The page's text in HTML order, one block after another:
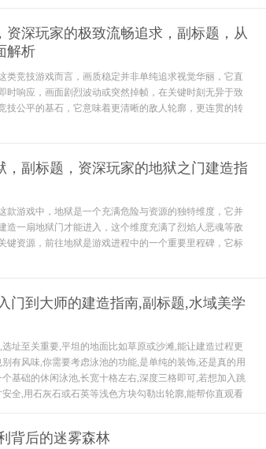
深玩家的极致流畅追求，副标题，从
解析
类竞技游戏而言，画质稳定并非单纯追求视觉华丽，它直
时响应，画面剧烈波动或突然掉帧，在关键时刻无异于致
技公平的基石，它意味着更清晰的敌人轮廓，更连贯的转
，副标题，资深玩家的地狱之门建造指
款游戏中，地狱是一个充满危险与资源的独特维度，它并
造一扇地狱门才能进入，这个维度充满了烈焰人恶魂等敌
键资源，前往地狱是游戏进程中的一个重要里程碑，它标
门到大师的建造指南,副标题,水域美学
址至关重要,平坦的地面比如草原或沙滩,能让建造过程更
有风味,你需要考虑泳池的功能,是单纯的装饰,还是真的用
基础的休闲泳池,长宽十格左右,深度三格即可,若想加入跳
全,用石灰石或石英等浅色方块勾勒出轮廓,能帮你直观看
背后的迷雾森林